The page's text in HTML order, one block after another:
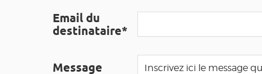
Email du
destinataire*
Message